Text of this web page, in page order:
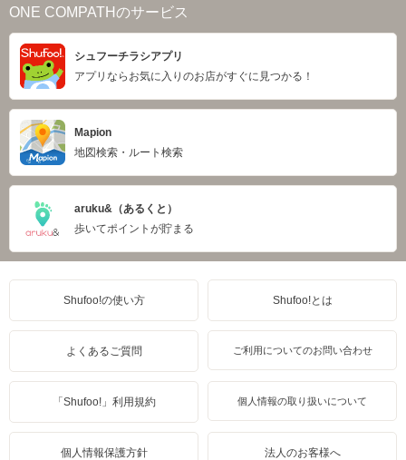
ONE COMPATHのサービス
シュフーチラシアプリ
アプリならお気に入りのお店がすぐに見つかる！
Mapion
地図検索・ルート検索
aruku&（あるくと）
歩いてポイントが貯まる
Shufoo!の使い方 Shufoo!とは
よくあるご質問 ご利用についてのお問い合わせ
「Shufoo!」利用規約 個人情報の取り扱いについて
個人情報保護方針 法人のお客様へ